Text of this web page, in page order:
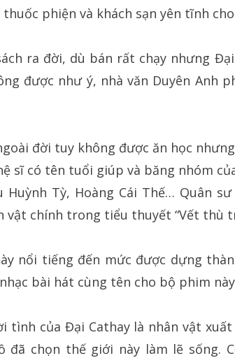
phiện và khách sạn yên tĩnh
ra đời, dù bán rất chạy nhưng
được như ý, nhà văn Duyên Anh
đời tuy không được ăn học
sĩ có tên tuổi giúp và băng nhóm
Huỳnh Tỳ, Hoàng Cái Thế… Quân
vật chính trong tiểu thuyết “Vết thù
nổi tiếng đến mức được dựng
bài hát cùng tên cho bộ phim
tình của Đại Cathay là nhân vật
đã chọn thế giới này làm lẽ sống.